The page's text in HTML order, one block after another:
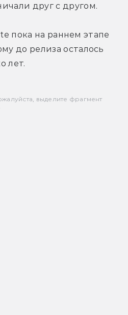
друг с другом.
пока на раннем этапе
до релиза осталось
лет.
выделите фрагмент